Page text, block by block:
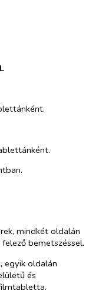
mindkét oldalán
bemetszéssel.
egyik oldalán
és